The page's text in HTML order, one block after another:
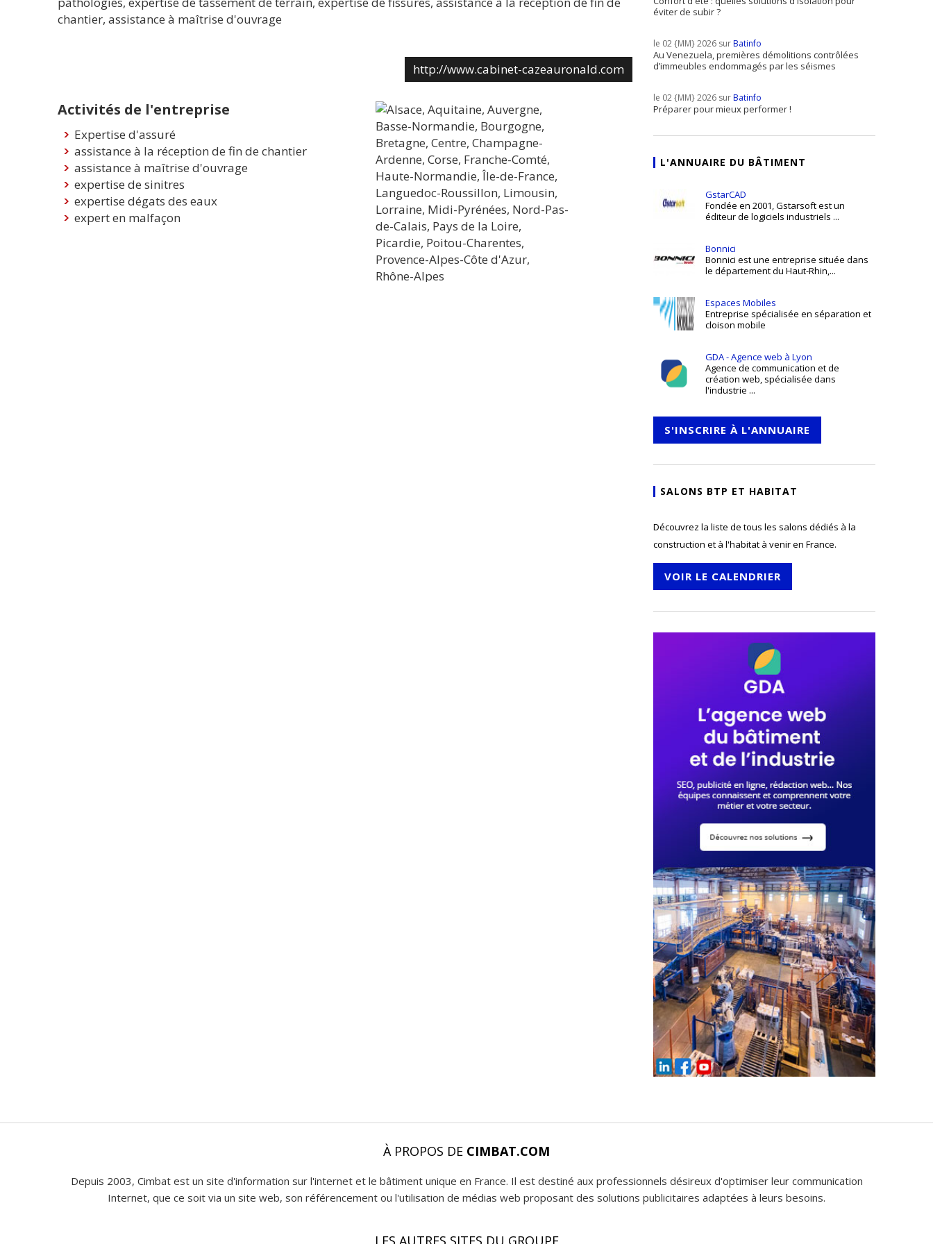
chantier, assistance à maîtrise d'ouvrage
http://www.cabinet-cazeauronald.com
Activités de l'entreprise
Expertise d'assuré
assistance à la réception de fin de chantier
assistance à maîtrise d'ouvrage
expertise de sinitres
expertise dégats des eaux
expert en malfaçon
éviter de subir ?
le 02 {MM} 2026 surBatinfo
Au Venezuela, premières démolitions contrôlées
d’immeubles endommagés par les séismes
le 02 {MM} 2026 surBatinfo
Préparer pour mieux performer !
L'ANNUAIRE DU BÂTIMENT
GstarCAD
Fondée en 2001, Gstarsoft est un
éditeur de logiciels industriels ...
Bonnici
Bonnici est une entreprise située dans
le département du Haut-Rhin,...
Espaces Mobiles
Entreprise spécialisée en séparation et
cloison mobile
GDA - Agence web à Lyon
Agence de communication et de
création web, spécialisée dans
l'industrie ...
S'INSCRIRE À L'ANNUAIRE
SALONS BTP ET HABITAT
Découvrez la liste de tous les salons dédiés à la
construction et à l'habitat à venir en France.
VOIR LE CALENDRIER
À PROPOS DE CIMBAT.COM
Depuis 2003, Cimbat est un site d'information sur l'internet et le bâtiment unique en France. Il est destiné aux professionnels désireux d'optimiser leur communication
Internet, que ce soit via un site web, son référencement ou l'utilisation de médias web proposant des solutions publicitaires adaptées à leurs besoins.
LES AUTRES SITES DU GROUPE